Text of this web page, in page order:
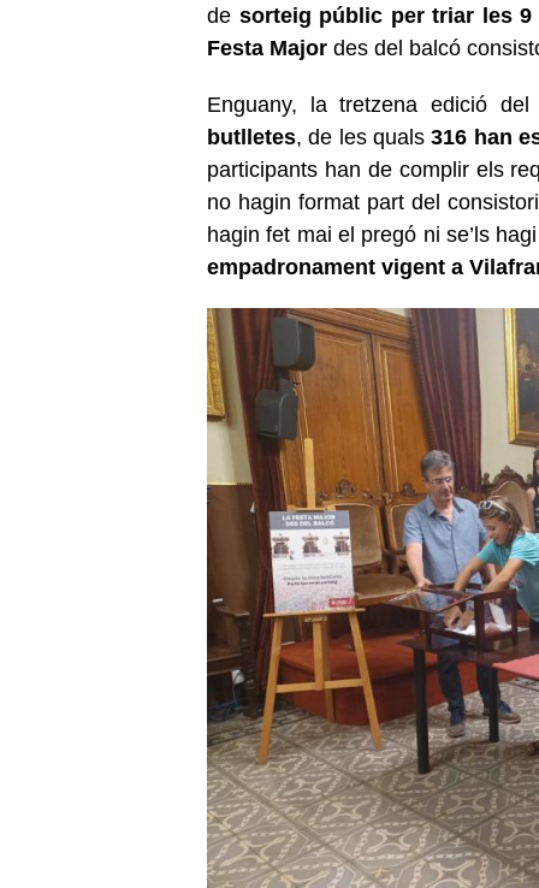
de sorteig públic per triar les
Festa Major des del balcó
Enguany, la tretzena edició
butlletes, de les quals 316 han
participants han de complir els
no hagin format part del
hagin fet mai el pregó ni se’ls
empadronament vigent a